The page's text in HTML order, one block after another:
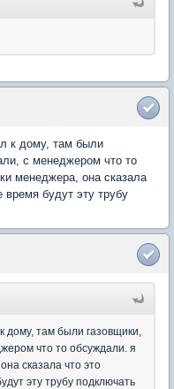
к дому, там были
с менеджером что то
менеджера, она сказала
время будут эту трубу
дому, там были газовщики,
что то обсуждали. я
сказала что это
эту трубу подключать